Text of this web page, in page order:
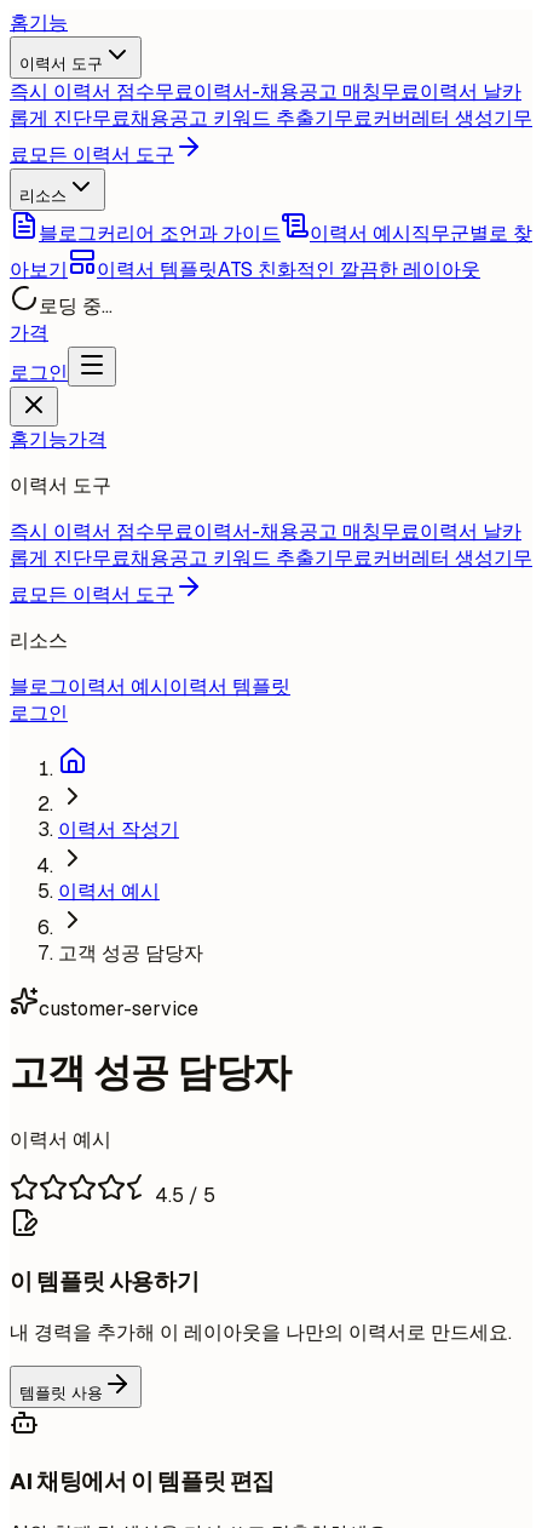
홈기능
이력서 도구
즉시 이력서 점수무료이력서-채용공고 매칭무료이력서 날카
롭게 진단무료채용공고 키워드 추출기무료커버레터 생성기무
료모든 이력서 도구
리소스
블로그커리어 조언과 가이드 이력서 예시직무군별로 찾
아보기
이력서 템플릿ATS 친화적인 깔끔한 레이아웃
로딩 중...
가격
로그인
홈기능가격
이력서 도구
즉시 이력서 점수무료이력서-채용공고 매칭무료이력서 날카
롭게 진단무료채용공고 키워드 추출기무료커버레터 생성기무
료모든 이력서 도구
리소스
블로그이력서 예시이력서 템플릿
로그인
이력서 작성기
이력서 예시
고객 성공 담당자
customer-service
고객 성공 담당자
이력서 예시
4.5 / 5
이 템플릿 사용하기
내 경력을 추가해 이 레이아웃을 나만의 이력서로 만드세요.
템플릿 사용
AI 채팅에서 이 템플릿 편집